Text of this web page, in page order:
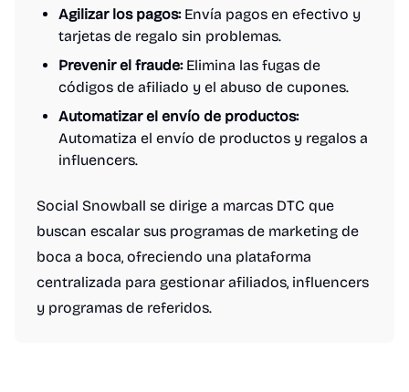
Agilizar los pagos:Envía pagos en efectivo y
tarjetas de regalo sin problemas.
Prevenir el fraude:Elimina las fugas de
códigos de afiliado y el abuso de cupones.
Automatizar el envío de productos:
Automatiza el envío de productos y regalos a
influencers.
Social Snowball se dirige a marcas DTC que
buscan escalar sus programas de marketing de
boca a boca, ofreciendo una plataforma
centralizada para gestionar afiliados, influencers
y programas de referidos.